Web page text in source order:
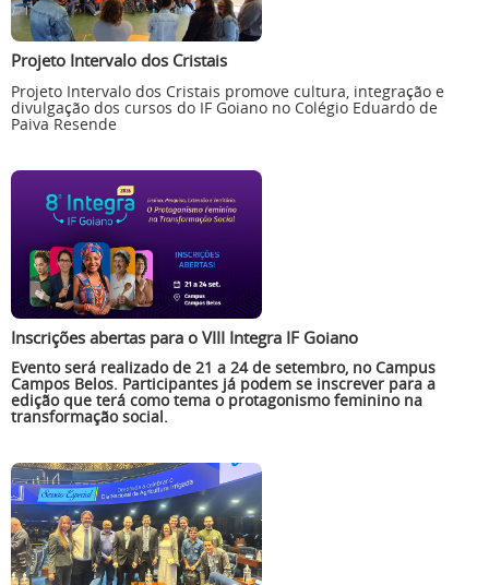
Projeto Intervalo dos Cristais
Projeto Intervalo dos Cristais promove cultura, integração e
divulgação dos cursos do IF Goiano no Colégio Eduardo de
Paiva Resende
Inscrições abertas para o VIII Integra IF Goiano
Evento será realizado de 21 a 24 de setembro, no Campus
Campos Belos. Participantes já podem se inscrever para a
edição que terá como tema o protagonismo feminino na
transformação social.